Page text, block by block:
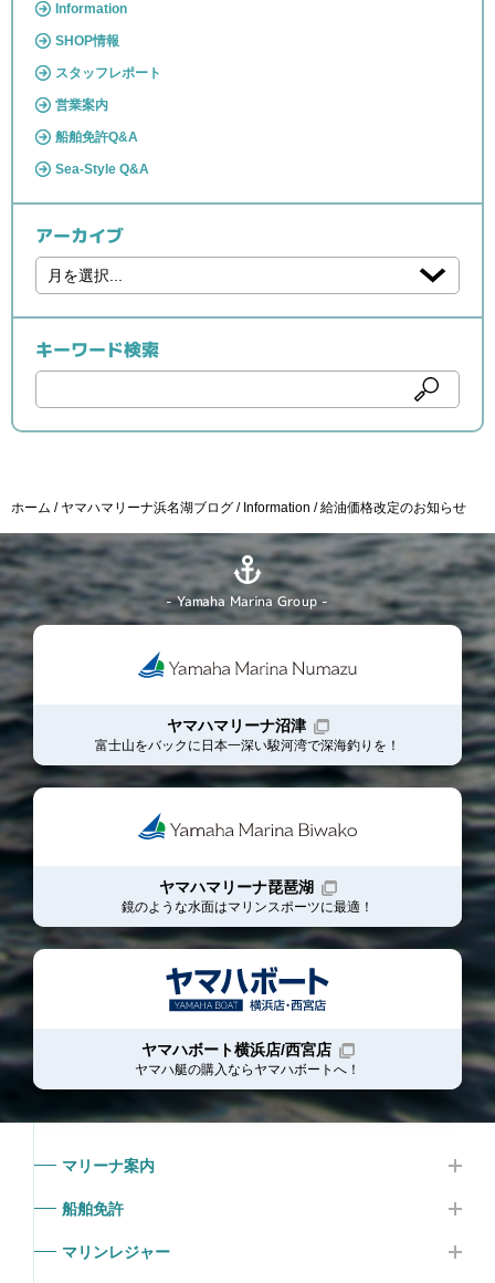
Information
SHOP情報
スタッフレポート
営業案内
船舶免許Q&A
Sea-Style Q&A
アーカイブ
キーワード検索
ホーム ヤマハマリーナ浜名湖ブログ Information 給油価格改定のお知らせ
- Yamaha Marina Group -
ヤマハマリーナ沼津
富士山をバックに日本一深い駿河湾で深海釣りを！
ヤマハマリーナ琵琶湖
鏡のような水面はマリンスポーツに最適！
ヤマハボート横浜店/西宮店
ヤマハ艇の購入ならヤマハボート へ！
マリーナ案内
船舶免許
マリンレジャー